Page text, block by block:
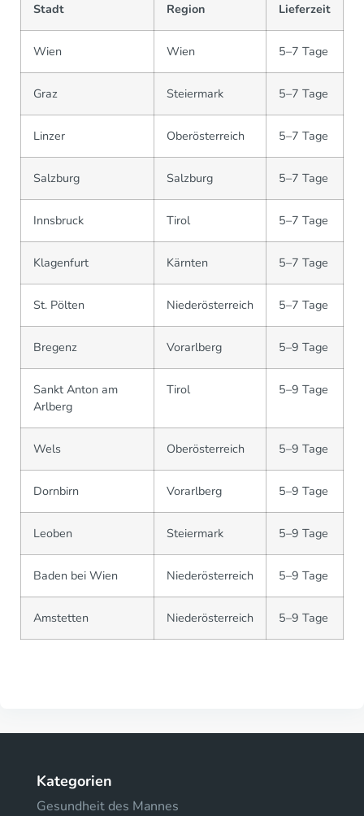
Stadt Region Lieferzeit
Wien Wien 5–7 Tage
Graz Steiermark 5–7 Tage
Linzer Oberösterreich 5–7 Tage
Salzburg Salzburg 5–7 Tage
Innsbruck Tirol 5–7 Tage
Klagenfurt Kärnten 5–7 Tage
St. Pölten Niederösterreich 5–7 Tage
Bregenz Vorarlberg 5–9 Tage
Sankt Anton am
Arlberg
Tirol 5–9 Tage
Wels Oberösterreich 5–9 Tage
Dornbirn Vorarlberg 5–9 Tage
Leoben Steiermark 5–9 Tage
Baden bei Wien Niederösterreich 5–9 Tage
Amstetten Niederösterreich 5–9 Tage
Kategorien
Gesundheit des Mannes